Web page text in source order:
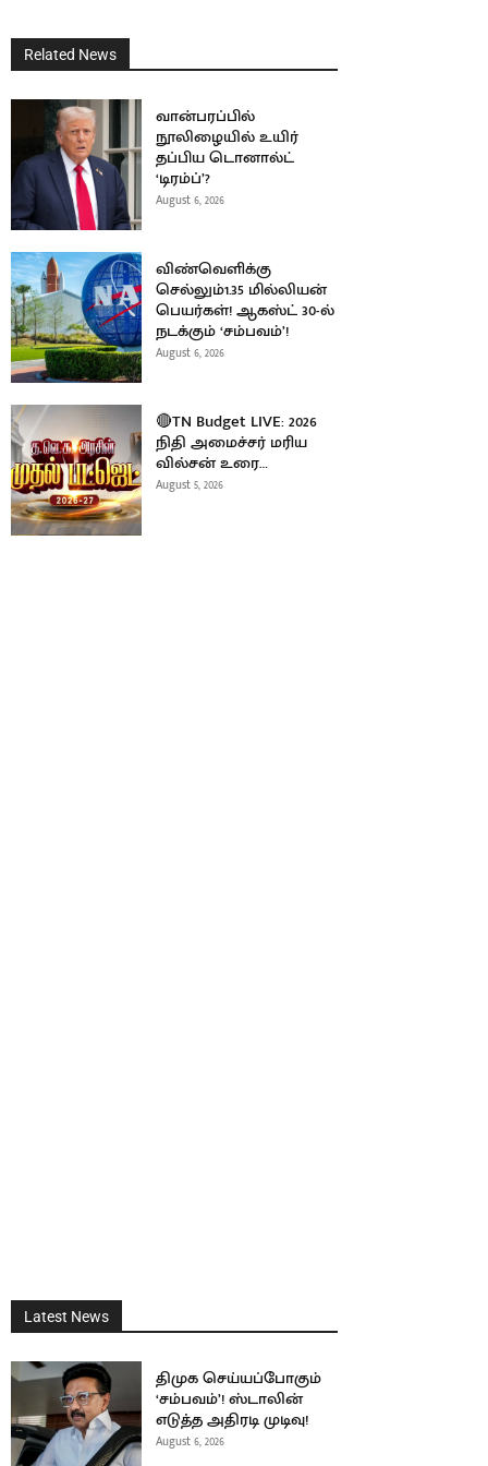
Related News
வான்பரப்பில்
நூலிழையில் உயிர்
தப்பிய டொனால்ட்
‘டிரம்ப்’?
August 6, 2026
விண்வெளிக்கு
செல்லும்1.35 மில்லியன்
பெயர்கள்! ஆகஸ்ட் 30-ல்
நடக்கும் ‘சம்பவம்’!
August 6, 2026
🔴TN Budget LIVE: 2026
நிதி அமைச்சர் மரிய
வில்சன் உரை…
August 5, 2026
Latest News
திமுக செய்யப்போகும்
‘சம்பவம்’! ஸ்டாலின்
எடுத்த அதிரடி முடிவு!
August 6, 2026